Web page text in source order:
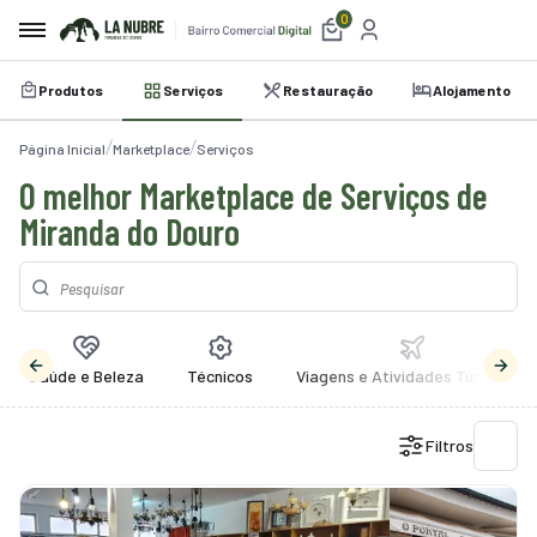
0
Produtos Serviços Restauração Alojamento
Página Inicial Marketplace Serviços
O melhor Marketplace de Serviços de
Miranda do Douro
Saúde e Beleza Técnicos Viagens e Atividades Turísticas
Filtros